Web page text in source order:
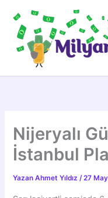
atla
Nijeryalı
İstanbul
Yazan Ahmet Yıldız/27